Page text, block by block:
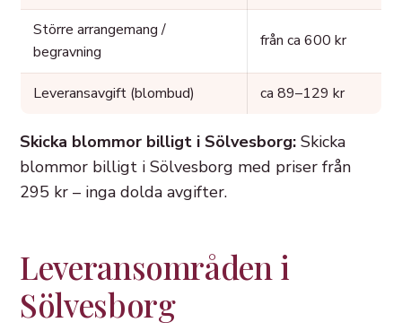
Större arrangemang /
begravning
från ca 600 kr
Leveransavgift (blombud) ca 89–129 kr
Skicka blommor billigt i Sölvesborg: Skicka
blommor billigt i Sölvesborg med priser från
295 kr – inga dolda avgifter.
Leveransområden i
Sölvesborg